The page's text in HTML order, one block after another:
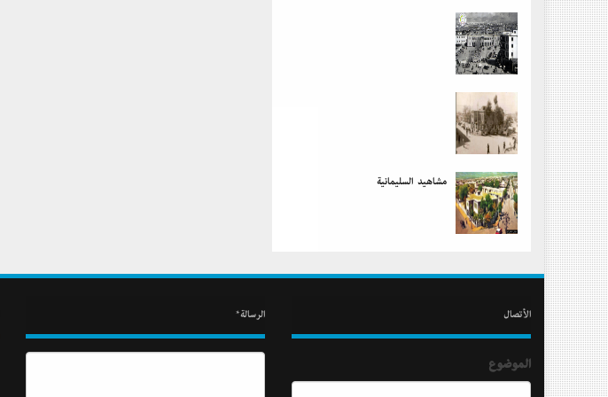
مشاهید السلیمانیة
الرسالة* الأتصال
الموضوع